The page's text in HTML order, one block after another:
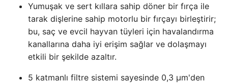
Yumuşak ve sert kıllara sahip döner bir fırça ile
tarak dişlerine sahip motorlu bir fırçayı birleştirir;
bu, saç ve evcil hayvan tüyleri için havalandırma
kanallarına daha iyi erişim sağlar ve dolaşmayı
etkili bir şekilde azaltır.
5 katmanlı filtre sistemi sayesinde 0,3 μm'den